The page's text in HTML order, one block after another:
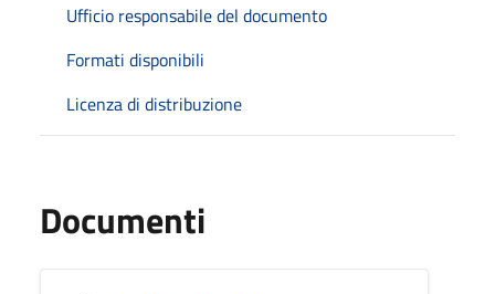
Ufficio responsabile del documento
Formati disponibili
Licenza di distribuzione
Documenti